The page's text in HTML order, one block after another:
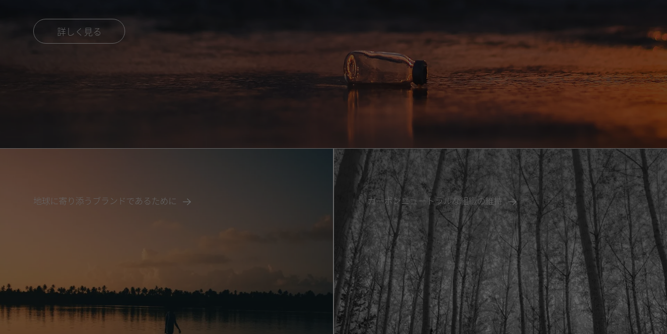
詳しく見る
地球に寄り添うブランドであるために カーボンニュートラルな組織の維持